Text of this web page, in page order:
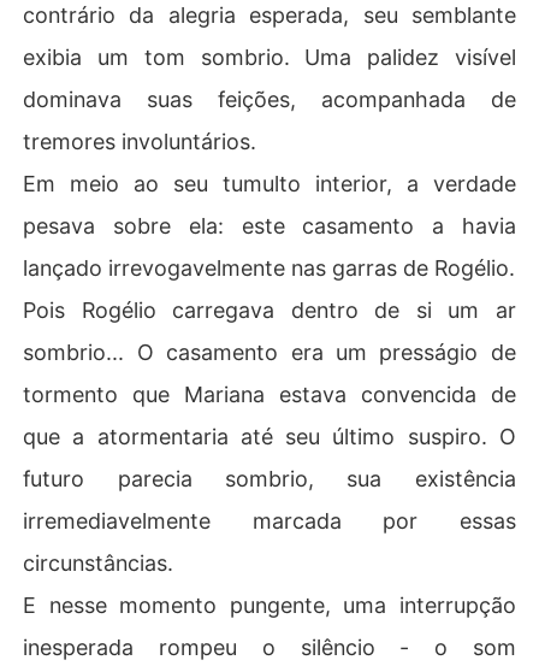
contrário da alegria esperada, seu semblante
exibia um tom sombrio. Uma palidez visível
dominava suas feições, acompanhada de
tremores involuntários.
Em meio ao seu tumulto interior, a verdade
pesava sobre ela: este casamento a havia
lançado irrevogavelmente nas garras de Rogélio.
Pois Rogélio carregava dentro de si um ar
sombrio... O casamento era um presságio de
tormento que Mariana estava convencida de
que a atormentaria até seu último suspiro. O
futuro parecia sombrio, sua existência
irremediavelmente marcada por essas
circunstâncias.
E nesse momento pungente, uma interrupção
inesperada rompeu o silêncio - o som